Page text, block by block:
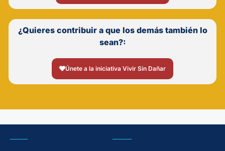
¿Quieres contribuir a que los demás también lo
sean?:
Únete a la iniciativa Vivir Sin Dañar